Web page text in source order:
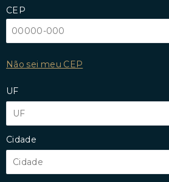
CEP
Não sei meu CEP
UF
UF
Cidade
Cidade